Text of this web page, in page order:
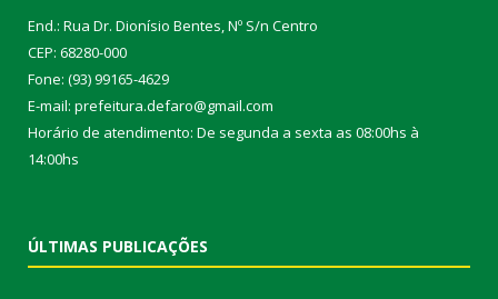
End.: Rua Dr. Dionísio Bentes, Nº S/n Centro
CEP: 68280-000
Fone: (93) 99165-4629
E-mail: prefeitura.defaro@gmail.com
Horário de atendimento: De segunda a sexta as 08:00hs à
14:00hs
ÚLTIMAS PUBLICAÇÕES